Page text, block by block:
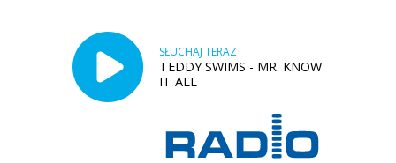
SŁUCHAJ TERAZ
TEDDY SWIMS - MR. KNOW
IT ALL